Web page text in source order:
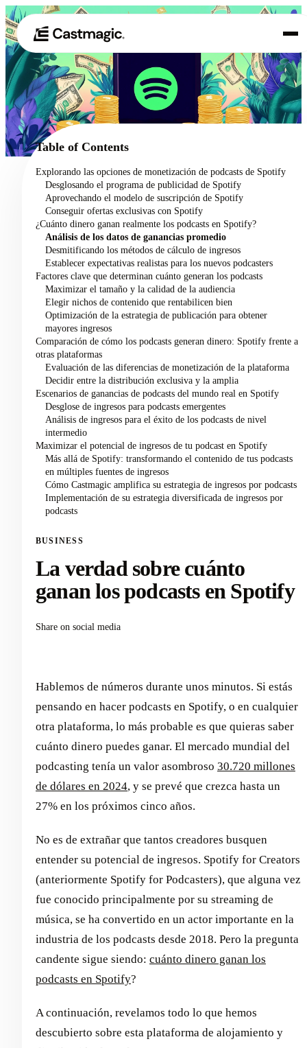
01 Producto
02 Casos de uso
Precios
Acerca de nosotros
Table of Contents
Explorando las opciones de monetización de podcasts de Spotify
Desglosando el programa de publicidad de Spotify
Aprovechando el modelo de suscripción de Spotify
Conseguir ofertas exclusivas con Spotify
¿Cuánto dinero ganan realmente los podcasts en Spotify?
Análisis de los datos de ganancias promedio
Desmitificando los métodos de cálculo de ingresos
Establecer expectativas realistas para los nuevos podcasters
Factores clave que determinan cuánto generan los podcasts
Maximizar el tamaño y la calidad de la audiencia
Elegir nichos de contenido que rentabilicen bien
Optimización de la estrategia de publicación para obtener
mayores ingresos
Comparación de cómo los podcasts generan dinero: Spotify frente a
otras plataformas
Evaluación de las diferencias de monetización de la plataforma
Decidir entre la distribución exclusiva y la amplia
Escenarios de ganancias de podcasts del mundo real en Spotify
Desglose de ingresos para podcasts emergentes
Análisis de ingresos para el éxito de los podcasts de nivel
intermedio
Maximizar el potencial de ingresos de tu podcast en Spotify
Más allá de Spotify: transformando el contenido de tus podcasts
en múltiples fuentes de ingresos
Cómo Castmagic amplifica su estrategia de ingresos por podcasts
Implementación de su estrategia diversificada de ingresos por
podcasts
BUSINESS
La verdad sobre cuánto
ganan los podcasts en Spotify
Share on social media
Hablemos de números durante unos minutos. Si estás
pensando en hacer podcasts en Spotify, o en cualquier
otra plataforma, lo más probable es que quieras saber
cuánto dinero puedes ganar. El mercado mundial del
podcasting tenía un valor asombroso 30.720 millones
de dólares en 2024, y se prevé que crezca hasta un
27% en los próximos cinco años.
No es de extrañar que tantos creadores busquen
entender su potencial de ingresos. Spotify for Creators
(anteriormente Spotify for Podcasters), que alguna vez
fue conocido principalmente por su streaming de
música, se ha convertido en un actor importante en la
industria de los podcasts desde 2018. Pero la pregunta
candente sigue siendo: cuánto dinero ganan los
podcasts en Spotify?
A continuación, revelamos todo lo que hemos
descubierto sobre esta plataforma de alojamiento y